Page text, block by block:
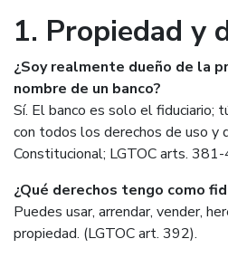
1. Propiedad y
¿Soy realmente dueño de la
nombre de un banco?
Sí. El banco es solo el fiduciario;
con todos los derechos de uso y
Constitucional; LGTOC arts.
¿Qué derechos tengo como
Puedes usar, arrendar, vender,
propiedad. (LGTOC art. 392).